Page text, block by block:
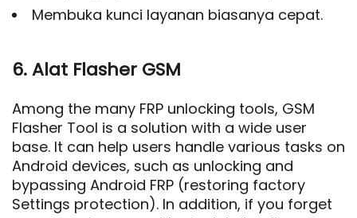
Membuka kunci layanan biasanya cepat.
6. Alat Flasher GSM
Among the many FRP unlocking tools, GSM
Flasher Tool is a solution with a wide user
base. It can help users handle various tasks on
Android devices, such as unlocking and
bypassing Android FRP (restoring factory
Settings protection). In addition, if you forget